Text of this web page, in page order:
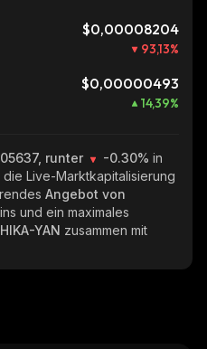
$0,00008204
93,13%
$0,00000493
14,39%
runter -0.30% in
Live-Marktkapitalisierung
Angebot von
und ein maximales
YAN zusammen mit